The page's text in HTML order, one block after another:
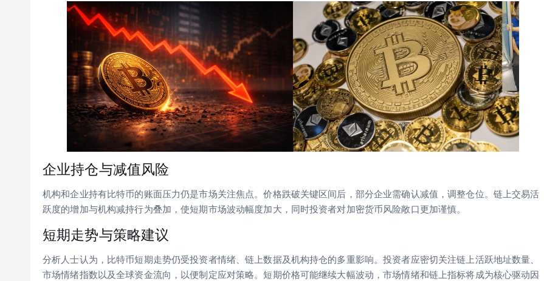
企业持仓与减值风险
机构和企业持有比特币的账面压力仍是市场关注焦点。价格跌破关键区间后，部分企业需确认减值，调整仓位。链上交易活
跃度的增加与机构减持行为叠加，使短期市场波动幅度加大，同时投资者对加密货币风险敞口更加谨慎。
短期走势与策略建议
分析人士认为，比特币短期走势仍受投资者情绪、链上数据及机构持仓的多重影响。投资者应密切关注链上活跃地址数量、
市场情绪指数以及全球资金流向，以便制定应对策略。短期价格可能继续大幅波动，市场情绪和链上指标将成为核心驱动因